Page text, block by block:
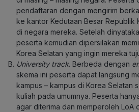
pendaftaran dengan mengirim
ke kantor Kedutaan Besar Republik
di negara mereka. Setelah
peserta kemudian dipersilakan
Korea Selatan yang ingin mereka
University track. Berbeda dengan
skema ini peserta dapat langsung
kampus – kampus di Korea Selatan
kuliah pada umumnya. Peserta
agar diterima dan memperoleh LoA